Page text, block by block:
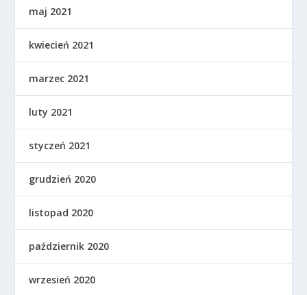
maj 2021
kwiecień 2021
marzec 2021
luty 2021
styczeń 2021
grudzień 2020
listopad 2020
październik 2020
wrzesień 2020